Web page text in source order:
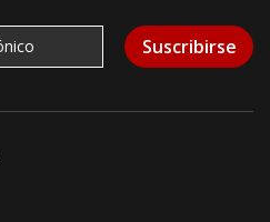
Suscribirse